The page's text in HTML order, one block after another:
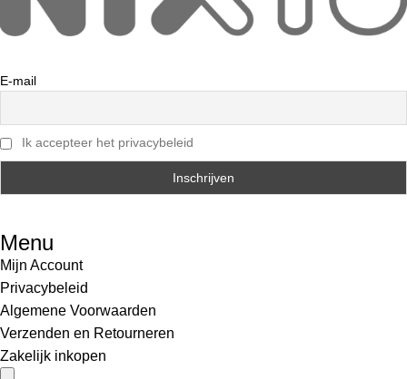
E-mail
Ik accepteer het privacybeleid
Menu
Mijn Account
Privacybeleid
Algemene Voorwaarden
Verzenden en Retourneren
Zakelijk inkopen